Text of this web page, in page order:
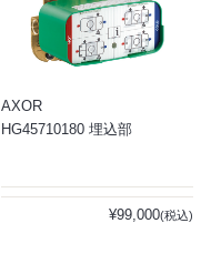
AXOR
HG45710180 埋込部
¥99,000(税込)